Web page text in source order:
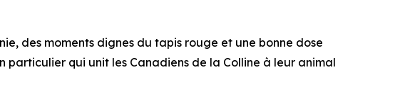
des moments dignes du tapis rouge et une bonne dose
particulier qui unit les Canadiens de la Colline à leur animal